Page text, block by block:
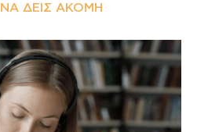
ΔΕΙΣ ΑΚΌΜΗ